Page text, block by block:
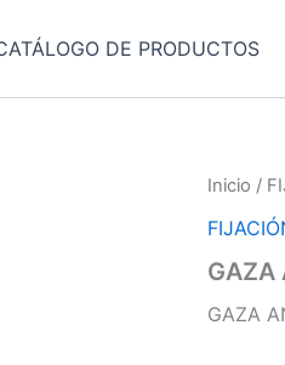
DE PRODUCTOS
Inicio /
GAZA
GAZA